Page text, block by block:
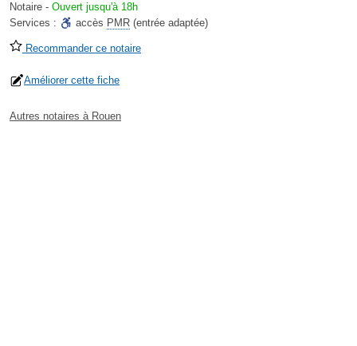
Notaire - Ouvert jusqu'à 18h
Services :
accès PMR (entrée adaptée)
Recommander ce notaire
Améliorer cette fiche
Autres notaires à Rouen